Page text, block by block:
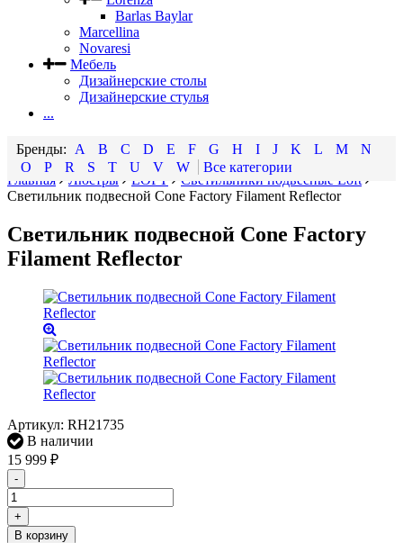
Barlas Baylar
Marcellina
Novaresi
Мебель
Дизайнерские столы
Дизайнерские стулья
...
A B C D E F G H I J K L M
N
O
P R S T U V W
Все категории
Главная
Люстры LOFT
Светильники подвесные Loft
Светильник подвесной Cone Factory Filament Reflector
Светильник подвесной Cone Factory
Filament Reflector
Артикул: RH21735
В наличии
15 999 ₽
-
+
В корзину